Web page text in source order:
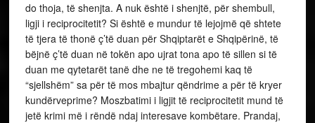
do thoja, të shenjta. A nuk është i shenjtë, për shembull,
ligji i reciprocitetit? Si është e mundur të lejojmë që shtete
të tjera të thonë ç’të duan për Shqiptarët e Shqipërinë, të
bëjnë ç’të duan në tokën apo ujrat tona apo të sillen si të
duan me qytetarët tanë dhe ne të tregohemi kaq të
“sjellshëm” sa për të mos mbajtur qëndrime a për të kryer
kundërveprime? Moszbatimi i ligjit të reciprocitetit mund të
jetë krimi më i rëndë ndaj interesave kombëtare. Prandaj,